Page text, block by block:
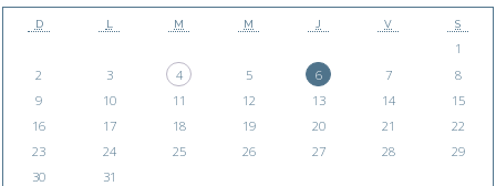
D L M M J V S
1
2
3 4 5 6 7
8
9
10 11 12 13 14
15
16
17 18 19 20 21
22
23
24 25 26 27 28
29
30
31